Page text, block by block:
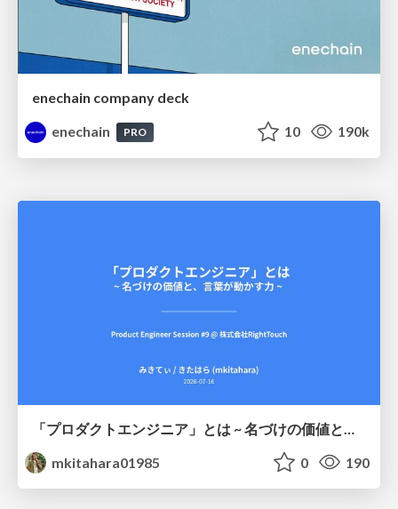
enechain company deck
enechain
PRO 10 190k
mkitahara01985
0 190